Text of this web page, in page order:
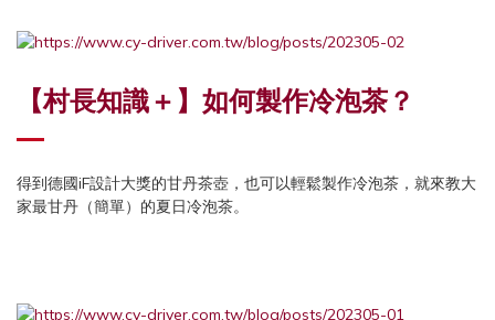
【村長知識＋】如何製作冷泡茶？
得到德國iF設計大獎的甘丹茶壺，也可以輕鬆製作冷泡茶，就來教大
家最甘丹（簡單）的夏日冷泡茶。